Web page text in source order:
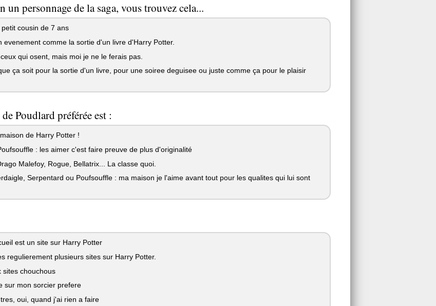
un personnage de la saga, vous trouvez cela...
cousin de 7 ans
comme la sortie d'un livre d'Harry Potter.
qui osent, mais moi je ne le ferais pas.
ça soit pour la sortie d'un livre, pour une soiree deguisee ou juste comme ça pour le plaisir
Poudlard préférée est :
de Harry Potter !
: les aimer c'est faire preuve de plus d'originalité
Malefoy, Rogue, Bellatrix... La classe quoi.
Serpentard ou Poufsouffle : ma maison je l'aime avant tout pour les qualites qui lui sont
est un site sur Harry Potter
regulierement plusieurs sites sur Harry Potter.
chouchous
sur mon sorcier prefere
oui, quand j'ai rien a faire